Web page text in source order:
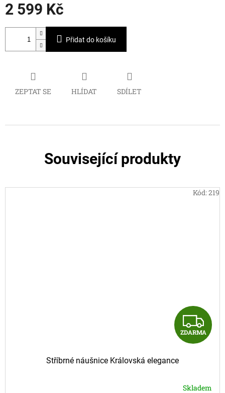
2 599 Kč
Měrná
Přidat do košíku
ZEPTAT SE HLÍDAT SDÍLET
Související produkty
Z
D
R
ZDARMA
Stříbrné náušnice Královská elegance
Skladem
Kód:219